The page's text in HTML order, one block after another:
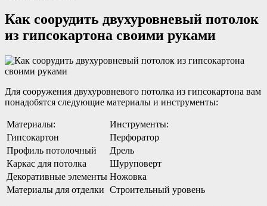
Как соорудить двухуровневый потолок
из гипсокартона своими руками
Для сооружения двухуровневого потолка из гипсокартона вам
понадобятся следующие материалы и инструменты:
Материалы:
Инструменты:
Гипсокартон
Перфоратор
Профиль потолочный
Дрель
Каркас для потолка
Шуруповерт
Декоративные элементы Ножовка
Материалы для отделки Строительный уровень